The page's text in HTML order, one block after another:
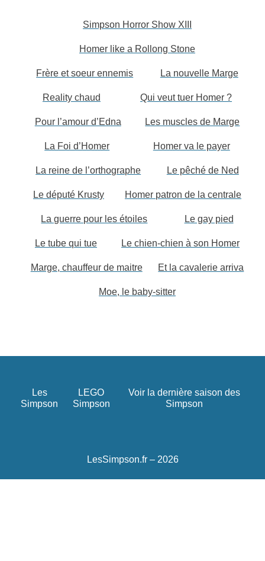
Simpson Horror Show XIII
Homer like a Rollong Stone
Frère et soeur ennemis La nouvelle Marge
Reality chaud Qui veut tuer Homer ?
Pour l’amour d’Edna Les muscles de Marge
La Foi d’Homer Homer va le payer
La reine de l’orthographe Le pêché de Ned
Le député Krusty Homer patron de la centrale
La guerre pour les étoiles Le gay pied
Le tube qui tue Le chien-chien à son Homer
Marge, chauffeur de maitre Et la cavalerie arriva
Moe, le baby-sitter
Les
Simpson
LEGO
Simpson
Voir la dernière saison des
Simpson
LesSimpson.fr – 2026